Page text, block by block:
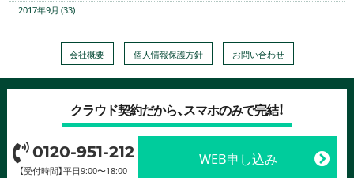
2017年9月 (33)
会社概要 個人情報保護方針 お問い合わせ
クラウド契約だから、スマホのみで完結！
0120-951-212
【受付時間】平日9:00〜18:00
WEB申し込み